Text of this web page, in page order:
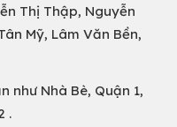
Thị Thập, Nguyễn
Mỹ, Lâm Văn Bền,
như Nhà Bè, Quận 1,
.